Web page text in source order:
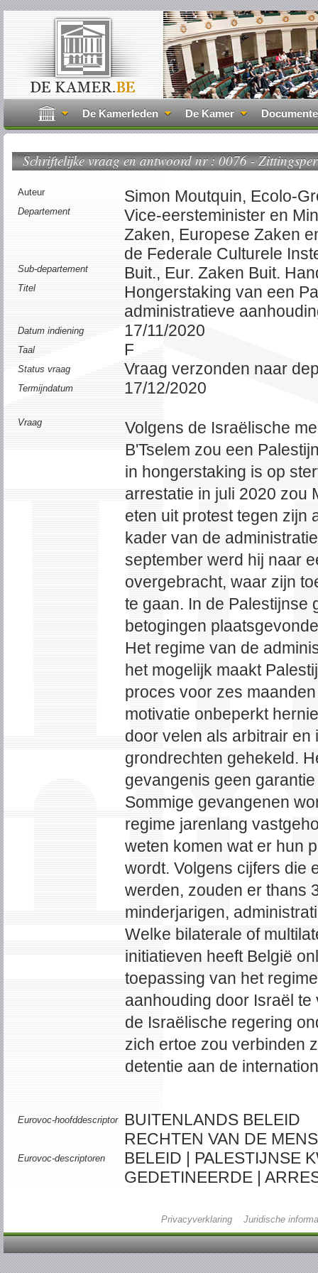
De Kamerleden De Kamer
...Schriftelijke vraag en antwoord nr : 0076 -
Auteur Simon Moutquin, Ecolo-
Departement
Vice-eersteminister en
Zaken, Europese Zaken
de Federale Culturele
Sub-departement Buit., Eur. Zaken Buit.
Titel
Hongerstaking van een
administratieve
Datum indiening 17/11/2020
Taal F
Status vraag Vraag verzonden naar
Termijndatum 17/12/2020
Vraag
Volgens de Israëlische
B'Tselem zou een
in hongerstaking is op
arrestatie in juli 2020 zou
eten uit protest tegen zijn
kader van de
september werd hij naar
overgebracht, waar zijn
te gaan. In de Palestijnse
betogingen
Het regime van de
het mogelijk maakt
proces voor zes
motivatie onbeperkt
door velen als arbitrair en
grondrechten gehekeld.
gevangenis geen
Sommige gevangenen
regime jarenlang
weten komen wat er hun
wordt. Volgens cijfers die
werden, zouden er thans
minderjarigen,
Welke bilaterale of
initiatieven heeft België
toepassing van het
aanhouding door Israël
de Israëlische regering
zich ertoe zou verbinden
detentie aan de
Eurovoc-hoofddescriptor BUITENLANDS BELEID
Eurovoc-descriptoren
RECHTEN VAN DE
BELEID | PALESTIJNSE
GEDETINEERDE |
Privacyverklaring Juridische